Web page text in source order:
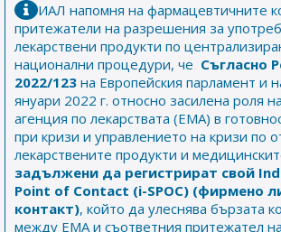
ИАЛ напомня на фармацевтичните
притежатели на разрешения за
лекарствени продукти по
национални процедури, че Съгласно
2022/123 на Европейския парламент и
януари 2022 г. относно засилена роля
агенция по лекарствата (ЕМА) в
при кризи и управлението на кризи по
лекарствените продукти и
задължени да регистрират свой
Point of Contact (i-SPOC) (фирмено
контакт), който да улеснява бързата
между ЕМА и съответния притежател